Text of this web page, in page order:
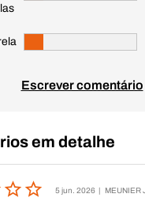
Escrever comentário
em detalhe
5 jun. 2026 | MEUNIER